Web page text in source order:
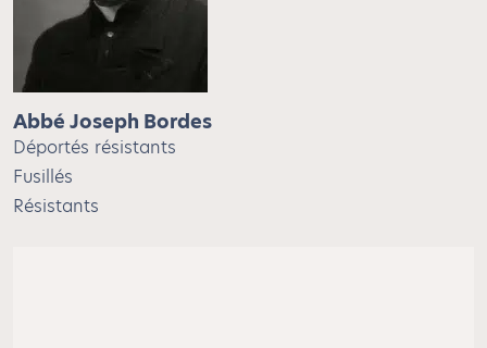
Abbé Joseph Bordes
Déportés résistants
Fusillés
Résistants